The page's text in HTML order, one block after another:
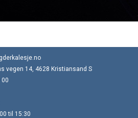
vegen 14, 4628 Kristiansand S
00
til 15:30